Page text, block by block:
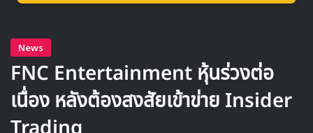
เสตจเพลง One of These Nights ของ Red Velvet ที่ได้รับ
ความนิยมมากช่วงต้นปี